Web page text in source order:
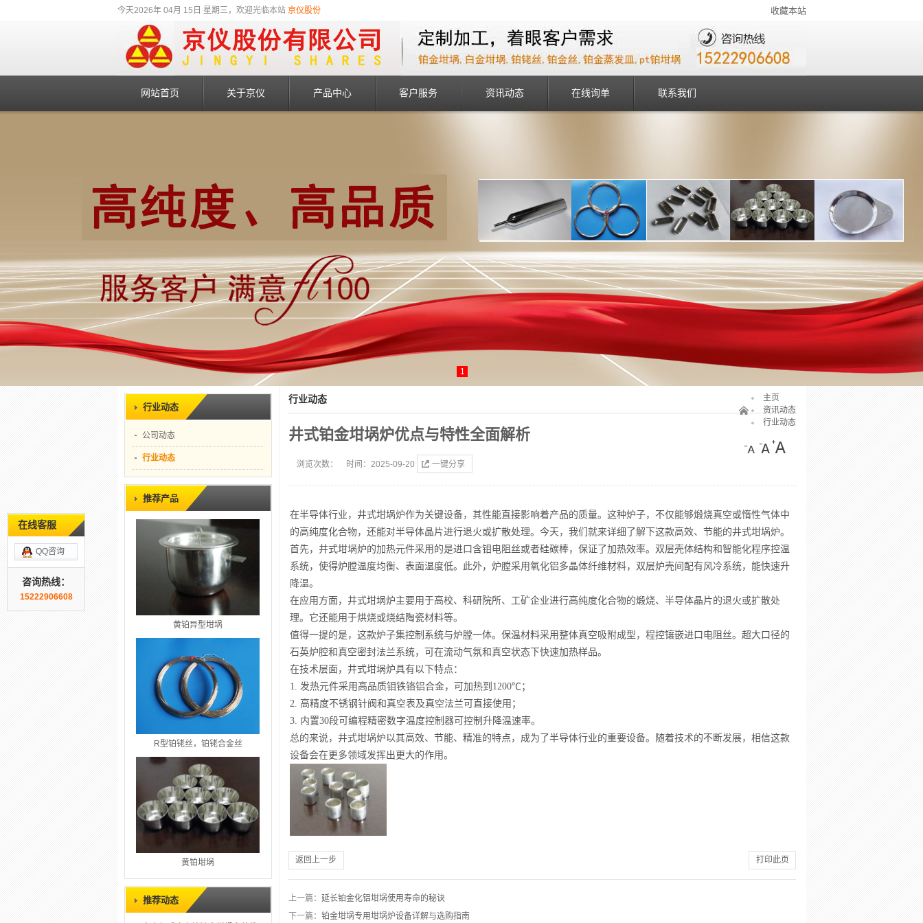
今天2026年 04月 15日 星期三，欢迎光临本站 京仪股份 收藏本站
网站首页 关于京仪 产品中心 客户服务 资讯动态 在线询单 联系我们
1
主页
资讯动态
行业动态
行业动态
公司动态
行业动态
推荐产品
黄铂异型坩埚
R型铂铑丝，铂铑合金丝
黄铂坩埚
推荐动态
行业动态
井式铂金坩埚炉优点与特性全面解析
浏览次数： 时间：2025-09-20 一键分享
在半导体行业，井式坩埚炉作为关键设备，其性能直接影响着产品的质量。这种炉子，不仅能够煅烧真空或惰性气体中
的高纯度化合物，还能对半导体晶片进行退火或扩散处理。今天，我们就来详细了解下这款高效、节能的井式坩埚炉。
首先，井式坩埚炉的加热元件采用的是进口含钼电阻丝或者硅碳棒，保证了加热效率。双层壳体结构和智能化程序控温
系统，使得炉膛温度均衡、表面温度低。此外，炉膛采用氧化铝多晶体纤维材料，双层炉壳间配有风冷系统，能快速升
降温。
在应用方面，井式坩埚炉主要用于高校、科研院所、工矿企业进行高纯度化合物的煅烧、半导体晶片的退火或扩散处
理。它还能用于烘烧或烧结陶瓷材料等。
值得一提的是，这款炉子集控制系统与炉膛一体。保温材料采用整体真空吸附成型，程控镶嵌进口电阻丝。超大口径的
石英炉腔和真空密封法兰系统，可在流动气氛和真空状态下快速加热样品。
在技术层面，井式坩埚炉具有以下特点：
1. 发热元件采用高品质钼铁铬铝合金，可加热到1200℃；
2. 高精度不锈钢针阀和真空表及真空法兰可直接使用；
3. 内置30段可编程精密数字温度控制器可控制升降温速率。
总的来说，井式坩埚炉以其高效、节能、精准的特点，成为了半导体行业的重要设备。随着技术的不断发展，相信这款
设备会在更多领域发挥出更大的作用。
返回上一步 打印此页
上一篇： 延长铂金化铝坩埚使用寿命的秘诀
下一篇： 铂金坩埚专用坩埚炉设备详解与选购指南
在线客服
QQ咨询
咨询热线：
15222906608